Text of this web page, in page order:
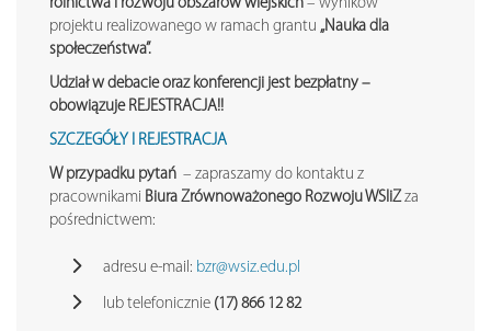
rolnictwa i rozwoju obszarów wiejskich – wyników
projektu realizowanego w ramach grantu „Nauka dla
społeczeństwa”.
Udział w debacie oraz konferencji jest bezpłatny –
obowiązuje REJESTRACJA!!
SZCZEGÓŁY I REJESTRACJA
W przypadku pytań – zapraszamy do kontaktu z
pracownikami Biura Zrównoważonego Rozwoju WSIiZza
pośrednictwem:
adresu e-mail: bzr@wsiz.edu.pl
lub telefonicznie (17) 866 12 82